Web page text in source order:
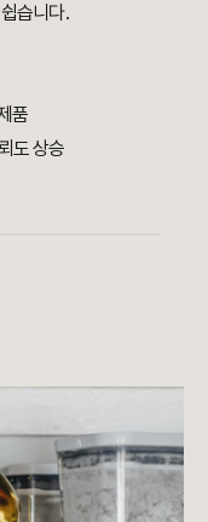
습니다.
품
도 상승